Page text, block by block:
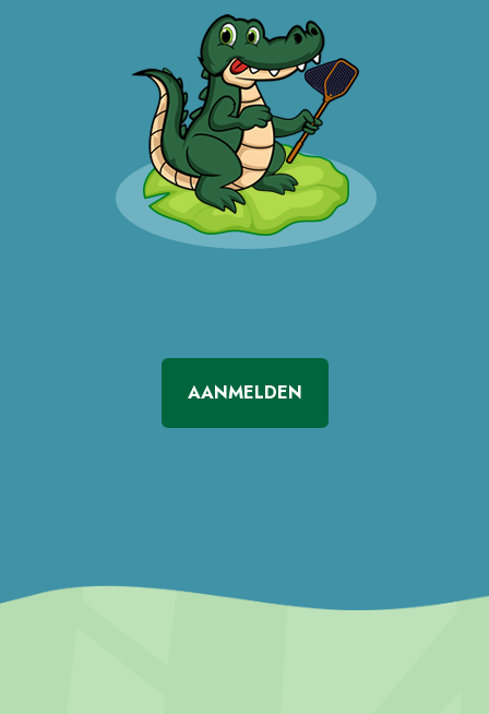
AANMELDEN